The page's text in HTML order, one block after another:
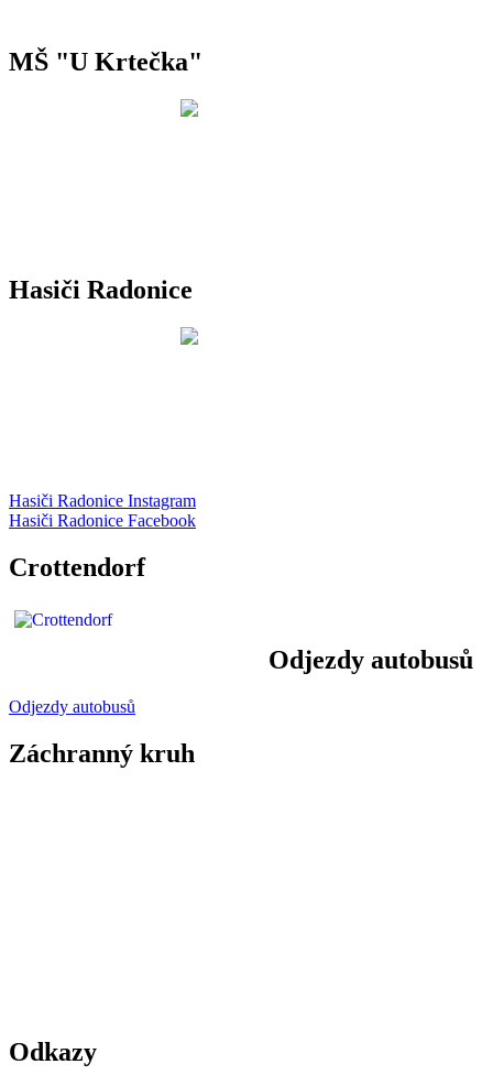
MŠ "U Krtečka"
Hasiči Radonice
Hasiči Radonice Instagram
Hasiči Radonice Facebook
Crottendorf
Odjezdy autobusů
Odjezdy autobusů
Záchranný kruh
Odkazy